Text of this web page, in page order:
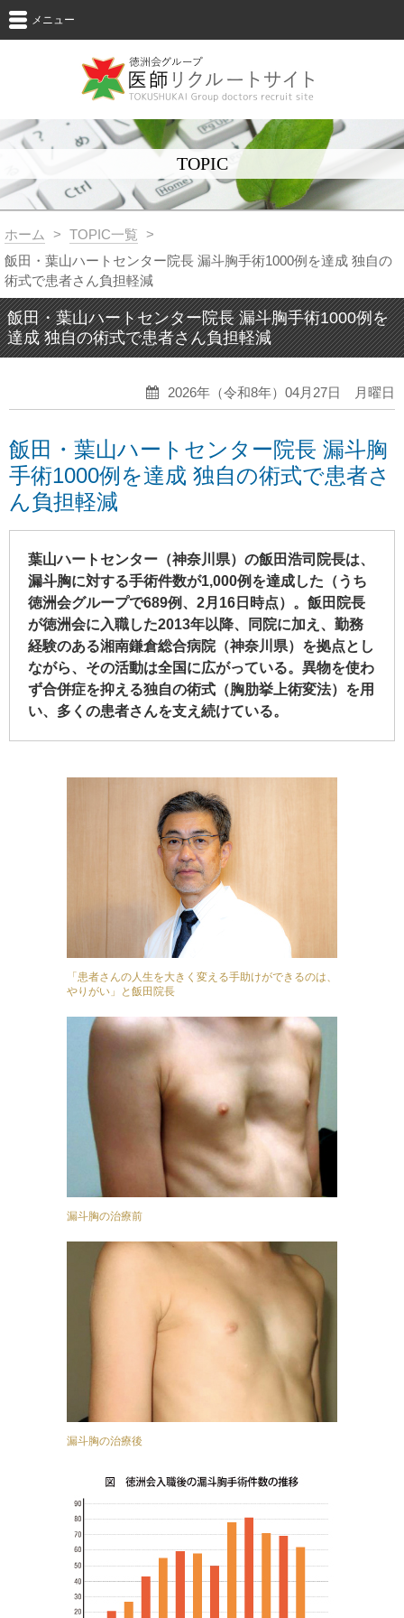
メニュー
TOPIC
ホーム > TOPIC一覧 >
飯田・葉山ハートセンター院長 漏斗胸手術1000例を達成 独自の
術式で患者さん負担軽減
飯田・葉山ハートセンター院長 漏斗胸手術1000例を
達成 独自の術式で患者さん負担軽減
2026年（令和8年）04月27日 月曜日
飯田・葉山ハートセンター院長 漏斗胸
手術1000例を達成 独自の術式で患者さ
ん負担軽減
葉山ハートセンター（神奈川県）の飯田浩司院長は、
漏斗胸に対する手術件数が1,000例を達成した（うち
徳洲会グループで689例、2月16日時点）。飯田院長
が徳洲会に入職した2013年以降、同院に加え、勤務
経験のある湘南鎌倉総合病院（神奈川県）を拠点とし
ながら、その活動は全国に広がっている。異物を使わ
ず合併症を抑える独自の術式（胸肋挙上術変法）を用
い、多くの患者さんを支え続けている。
「患者さんの人生を大きく変える手助けができるのは、
やりがい」と飯田院長
漏斗胸の治療前
漏斗胸の治療後